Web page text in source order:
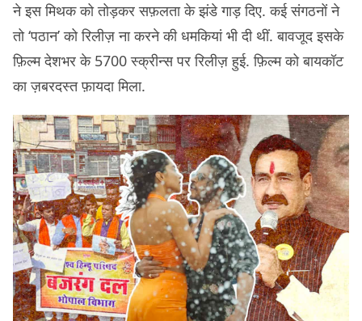
ने इस मिथक को तोड़कर सफ़लता के झंडे गाड़ दिए. कई संगठनों ने
तो ‘पठान’ को रिलीज़ ना करने की धमकियां भी दी थीं. बावजूद इसके
फ़िल्म देशभर के 5700 स्क्रीन्स पर रिलीज़ हुई. फ़िल्म को बायकॉट
का ज़बरदस्त फ़ायदा मिला.